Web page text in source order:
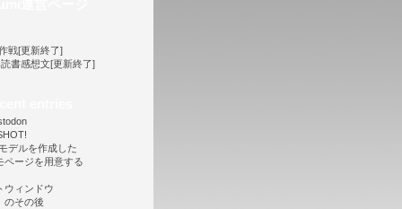
戦[更新終了]
書感想文[更新終了]
デルを作成した
ページを用意する
ウィンドウ
のその後